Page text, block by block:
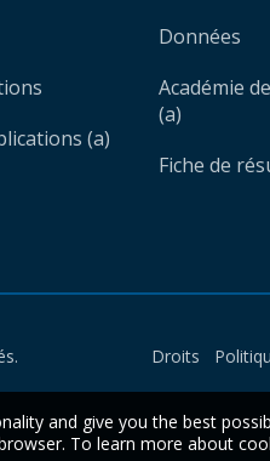
(a)
Données
Académie
(a)
Fiche de
Droits
and give you the best
To learn more about